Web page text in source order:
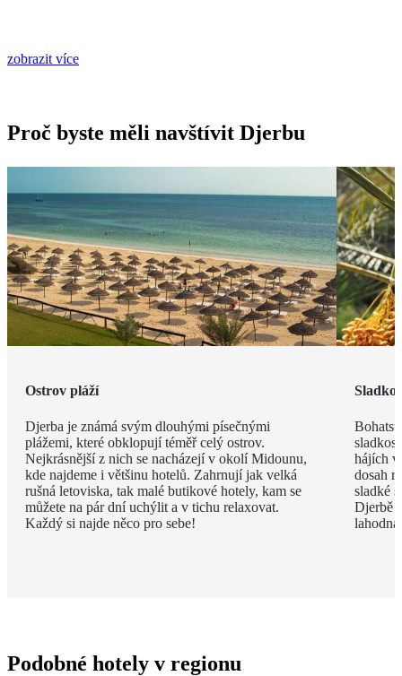
zobrazit více
Proč byste měli navštívit Djerbu
Ostrov pláží
Djerba je známá svým dlouhými písečnými
plážemi, které obklopují téměř celý ostrov.
Nejkrásnější z nich se nacházejí v okolí Midounu,
kde najdeme i většinu hotelů. Zahrnují jak velká
rušná letoviska, tak malé butikové hotely, kam se
můžete na pár dní uchýlit a v tichu relaxovat.
Každý si najde něco pro sebe!
hájích
dosah
sladké
Djerbě
Podobné hotely v regionu